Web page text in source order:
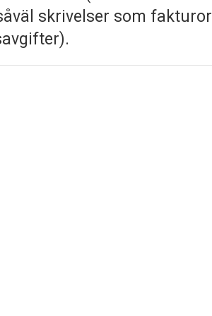
skrivelser som fakturor